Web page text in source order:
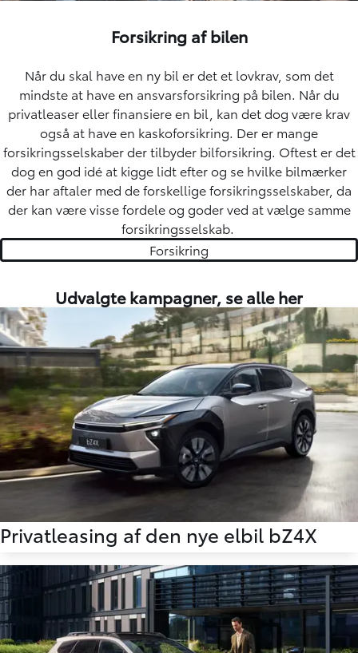
Forsikring af bilen
Når du skal have en ny bil er det et lovkrav, som det
mindste at have en ansvarsforsikring på bilen. Når du
privatleaser eller finansiere en bil, kan det dog være krav
også at have en kaskoforsikring. Der er mange
forsikringsselskaber der tilbyder bilforsikring. Oftest er det
dog en god idé at kigge lidt efter og se hvilke bilmærker
der har aftaler med de forskellige forsikringsselskaber, da
der kan være visse fordele og goder ved at vælge samme
forsikringsselskab.
Forsikring
Udvalgte kampagner, se alle her
Privatleasing af den nye elbil bZ4X